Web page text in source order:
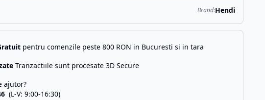
Brand:Hendi
pentru comenzile peste 800 RON in Bucuresti si in tara
Tranzactiile sunt procesate 3D Secure
ajutor?
(L-V: 9:00-16:30)